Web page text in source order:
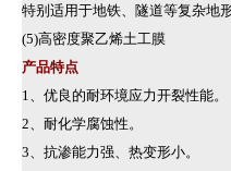
特别适用于地铁、隧道等复杂地
(5)高密度聚乙烯土工膜
产品特点
1、优良的耐环境应力开裂性能。
2、耐化学腐蚀性。
3、抗渗能力强、热变形小。